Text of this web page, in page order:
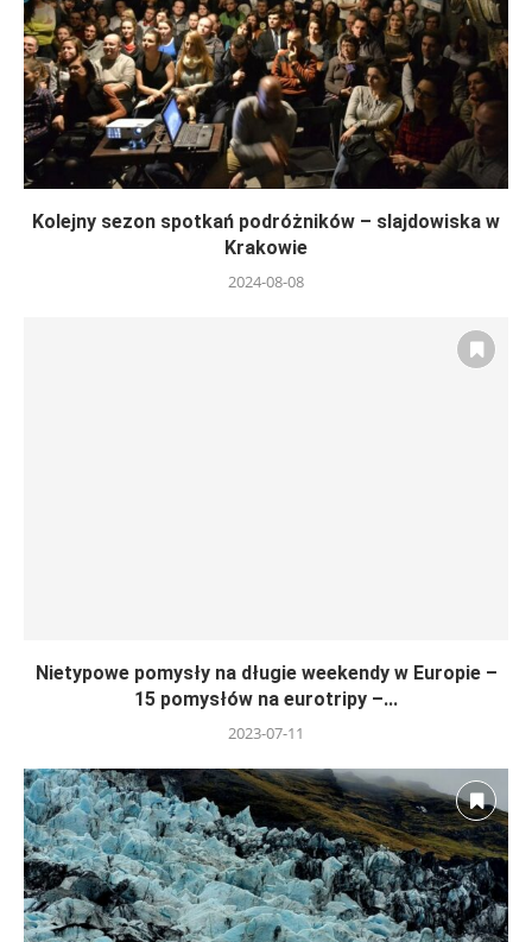
Kolejny sezon spotkań podróżników – slajdowiska w
Krakowie
2024-08-08
Nietypowe pomysły na długie weekendy w Europie –
15 pomysłów na eurotripy –...
2023-07-11